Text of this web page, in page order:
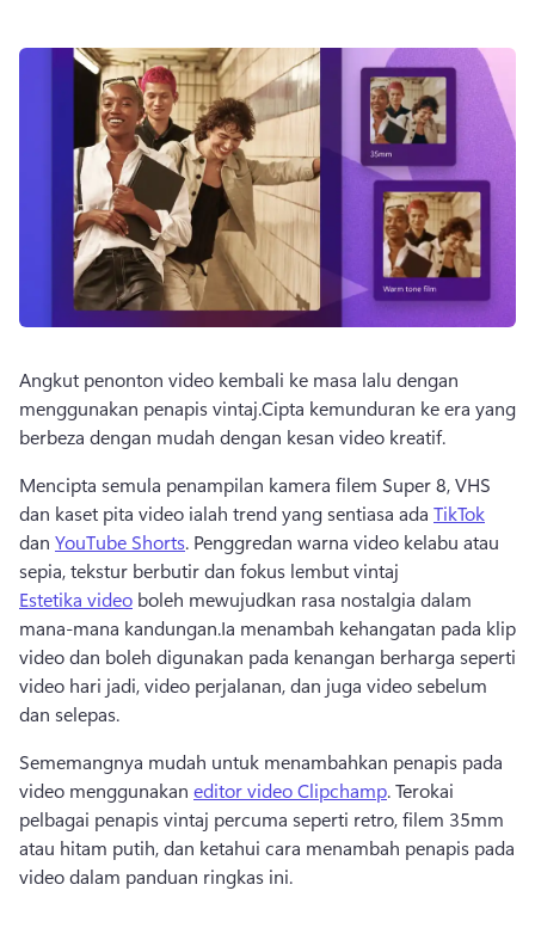
Angkut penonton video kembali ke masa lalu dengan
menggunakan penapis vintaj.Cipta kemunduran ke era yang
berbeza dengan mudah dengan kesan video kreatif.
Mencipta semula penampilan kamera filem Super 8, VHS
dan kaset pita video ialah trend yang sentiasa ada TikTok
dan YouTube Shorts. Penggredan warna video kelabu atau
sepia, tekstur berbutir dan fokus lembut vintaj
Estetika video boleh mewujudkan rasa nostalgia dalam
mana-mana kandungan.Ia menambah kehangatan pada klip
video dan boleh digunakan pada kenangan berharga seperti
video hari jadi, video perjalanan, dan juga video sebelum
dan selepas.
Sememangnya mudah untuk menambahkan penapis pada
video menggunakan editor video Clipchamp. Terokai
pelbagai penapis vintaj percuma seperti retro, filem 35mm
atau hitam putih, dan ketahui cara menambah penapis pada
video dalam panduan ringkas ini.